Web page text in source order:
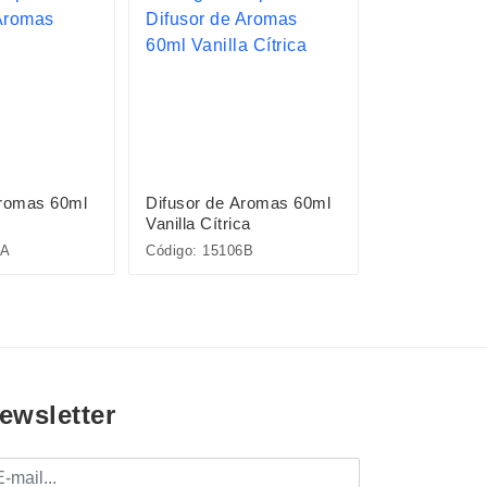
60ml
Difusor de Aromas 60ml
Vanilla Cítrica
Código: 15106B